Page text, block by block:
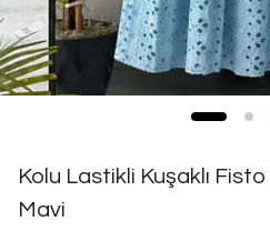
Kolu Lastikli Kuşaklı
Mavi